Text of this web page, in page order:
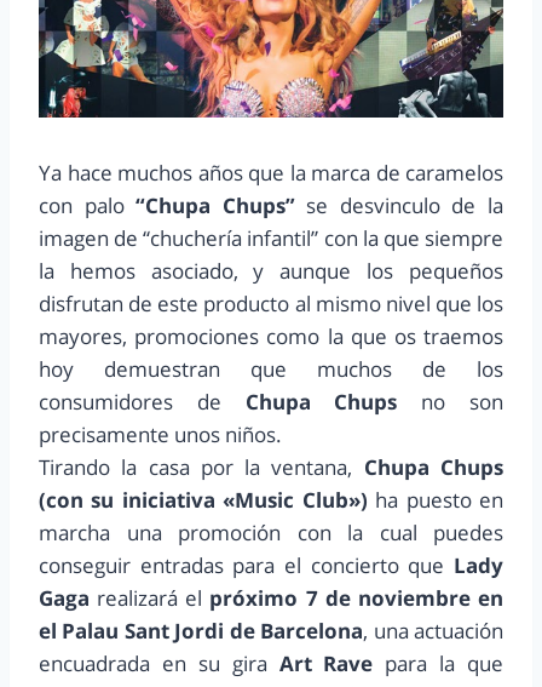
Ya hace muchos años que la marca de caramelos
con palo“Chupa Chups”se desvinculo de la
imagen de “chuchería infantil” con la que siempre
la hemos asociado, y aunque los pequeños
disfrutan de este producto al mismo nivel que los
mayores, promociones como la que os traemos
hoy demuestran que muchos de los
consumidores de Chupa Chups no son
precisamente unos niños.
Tirando la casa por la ventana, Chupa Chups
(con su iniciativa «Music Club») ha puesto en
marcha una promoción con la cual puedes
conseguir entradas para el concierto que Lady
Gaga realizará el próximo 7 de noviembre en
el Palau Sant Jordi de Barcelona, una actuación
encuadrada en su gira Art Rave para la que